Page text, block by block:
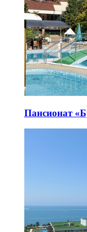
Пансионат